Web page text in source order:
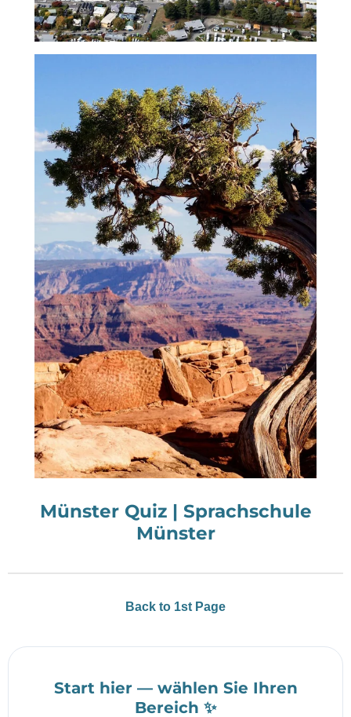
Münster Quiz | Sprachschule
Münster
Back to 1st Page
Start hier — wählen Sie Ihren
Bereich ✨